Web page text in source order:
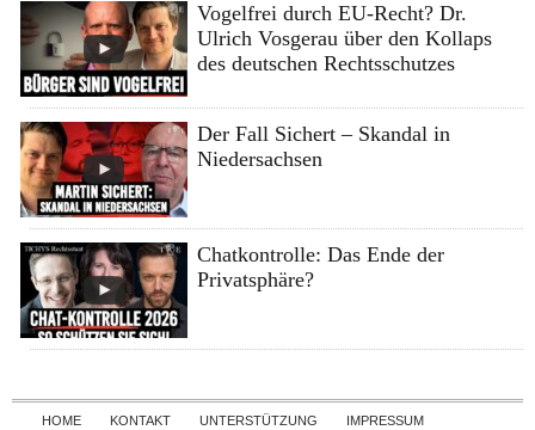
Vogelfrei durch EU-Recht? Dr.
Ulrich Vosgerau über den Kollaps
des deutschen Rechtsschutzes
Der Fall Sichert – Skandal in
Niedersachsen
Chatkontrolle: Das Ende der
Privatsphäre?
Skip to content
HOME KONTAKT UNTERSTÜTZUNG
IMPRESSUM